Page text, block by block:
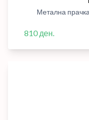
Метална
810 ден.